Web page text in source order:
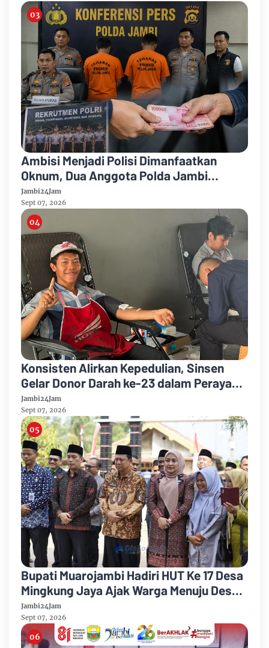
Ambisi Menjadi Polisi Dimanfaatkan
Oknum, Dua Anggota Polda Jambi
Diduga Tipu Calon Bintara dengan Janji
Kelulusan
Jambi24Jam
Sept 07, 2026
Konsisten Alirkan Kepedulian, Sinsen
Gelar Donor Darah ke-23 dalam Perayaan
Anniversary Sinsen
Jambi24Jam
Sept 07, 2026
Bupati Muarojambi Hadiri HUT Ke 17 Desa
Mingkung Jaya Ajak Warga Menuju Desa
Mandiri 2026
Jambi24Jam
Sept 07, 2026